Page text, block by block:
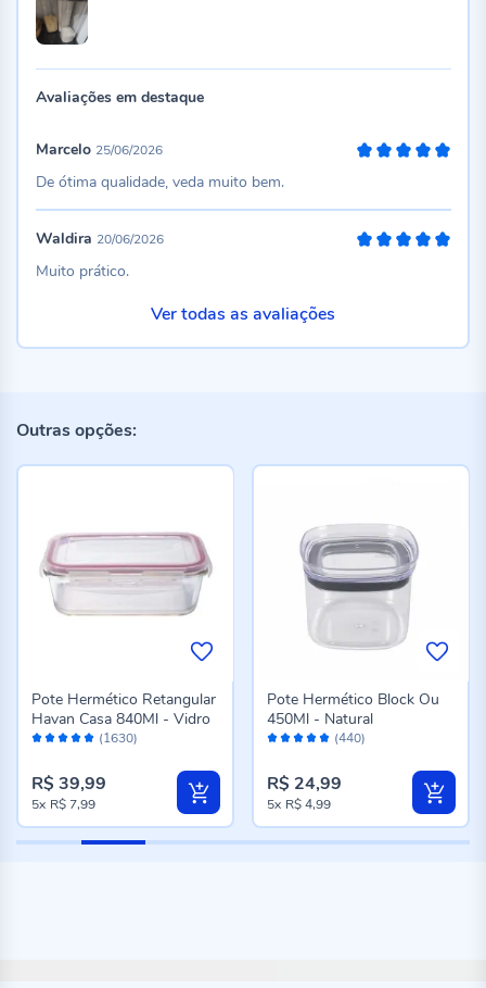
Avaliações em destaque
Marcelo 25/06/2026
De ótima qualidade, veda muito bem.
Waldira 20/06/2026
Muito prático.
Ver todas as avaliações
Outras opções:
Avaliação: (1630)
Pote Hermético Retangular
Havan Casa 840Ml - Vidro
R$ 39,99
5x R$ 7,99
Avaliação: (440)
Pote Hermético Block Ou
450Ml - Natural
R$ 24,99
5x R$ 4,99